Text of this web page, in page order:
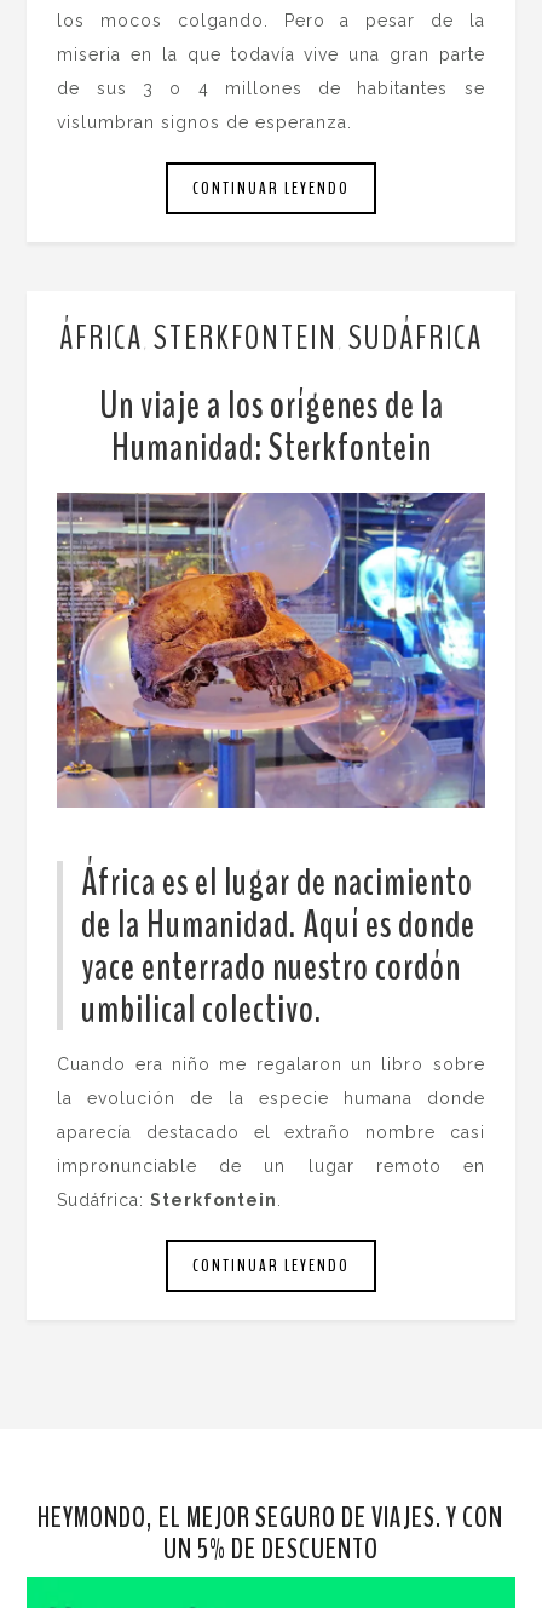
los mocos colgando. Pero a pesar de la
miseria en la que todavía vive una gran parte
de sus 3 o 4 millones de habitantes se
vislumbran signos de esperanza.
CONTINUAR LEYENDO
ÁFRICA, STERKFONTEIN , SUDÁFRICA
Un viaje a los orígenes de la
Humanidad: Sterkfontein
África es el lugar de nacimiento
de la Humanidad. Aquí es donde
yace enterrado nuestro cordón
umbilical colectivo.
Cuando era niño me regalaron un libro sobre
la evolución de la especie humana donde
aparecía destacado el extraño nombre casi
impronunciable de un lugar remoto en
Sudáfrica:Sterkfontein
CONTINUAR LEYENDO
HEYMONDO, EL MEJOR SEGURO DE VIAJES. Y CON
UN 5% DE DESCUENTO